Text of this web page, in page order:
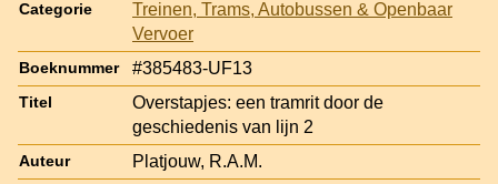
Categorie
Treinen, Trams, Autobussen & Openbaar
Vervoer
Boeknummer #385483-UF13
Titel
Overstapjes: een tramrit door de
geschiedenis van lijn 2
Auteur Platjouw, R.A.M.